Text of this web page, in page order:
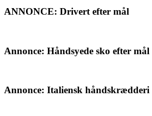
ANNONCE: Drivert efter mål
Annonce: Håndsyede sko efter mål
Annonce: Italiensk håndskrædderi